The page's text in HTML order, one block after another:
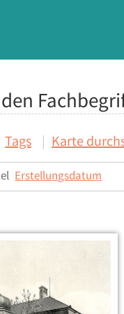
Tags Karte
Erstellungsdatum